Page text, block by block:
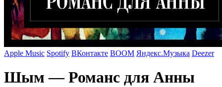
Apple Music Spotify ВКонтакте BOOM Яндекс.Музыка Deezer
Шым — Романс для Анны